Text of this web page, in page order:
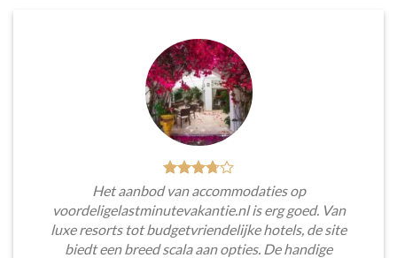
Het aanbod van accommodaties op
voordeligelastminutevakantie.nl is erg goed. Van
luxe resorts tot budgetvriendelijke hotels, de site
biedt een breed scala aan opties. De handige